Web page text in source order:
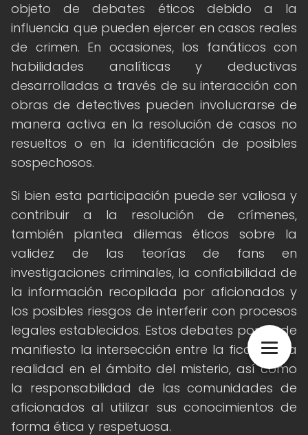
objeto de debates éticos debido a la
influencia que pueden ejercer en casos reales
de crimen. En ocasiones, los fanáticos con
habilidades analíticas y deductivas
desarrolladas a través de su interacción con
obras de detectives pueden involucrarse de
manera activa en la resolución de casos no
resueltos o en la identificación de posibles
sospechosos.
Si bien esta participación puede ser valiosa y
contribuir a la resolución de crímenes,
también plantea dilemas éticos sobre la
validez de las teorías de fans en
investigaciones criminales, la confiabilidad de
la información recopilada por aficionados y
los posibles riesgos de interferir con procesos
legales establecidos. Estos debates ponen de
manifiesto la intersección entre la ficción y la
realidad en el ámbito del misterio, así como
la responsabilidad de las comunidades de
aficionados al utilizar sus conocimientos de
forma ética y respetuosa.